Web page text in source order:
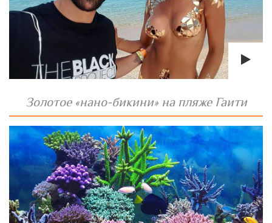
Золотое «нано-бикини» на пляже Гаити